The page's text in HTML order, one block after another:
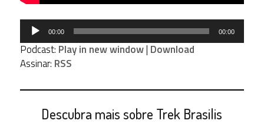
Tocador
áudio
00:00 00:00
Podcast: Play in new window| Download
Assinar: RSS
Descubra mais sobre Trek Brasilis